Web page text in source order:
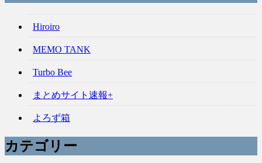
Hiroiro
MEMO TANK
Turbo Bee
まとめサイト速報+
よろず箱
カテゴリー